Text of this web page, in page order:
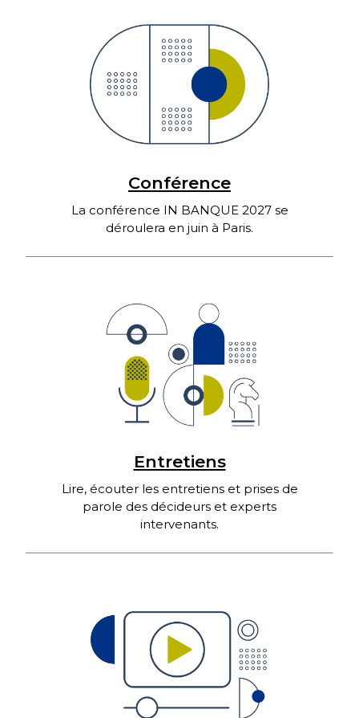
Conférence
La conférence IN BANQUE 2027 se
déroulera en juin à Paris.
Entretiens
Lire, écouter les entretiens et prises de
parole des décideurs et experts
intervenants.